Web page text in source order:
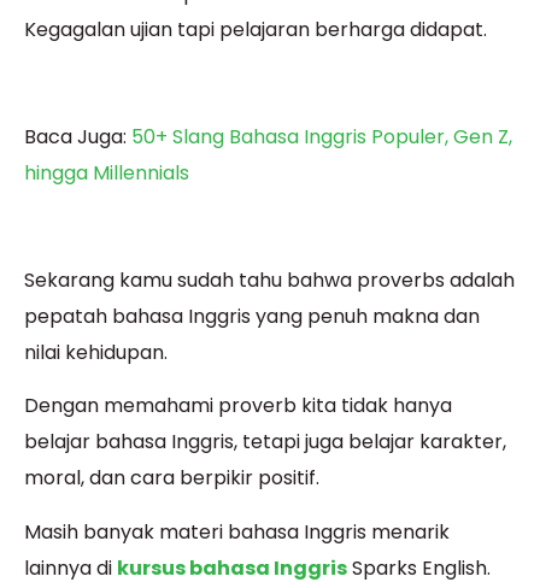
Kegagalan ujian tapi pelajaran berharga didapat.
Baca Juga: 50+ Slang Bahasa Inggris Populer, Gen Z,
hingga Millennials
Sekarang kamu sudah tahu bahwa proverbs adalah
pepatah bahasa Inggris yang penuh makna dan
nilai kehidupan.
Dengan memahami proverb kita tidak hanya
belajar bahasa Inggris, tetapi juga belajar karakter,
moral, dan cara berpikir positif.
Masih banyak materi bahasa Inggris menarik
lainnya di kursus bahasa InggrisSparks English.